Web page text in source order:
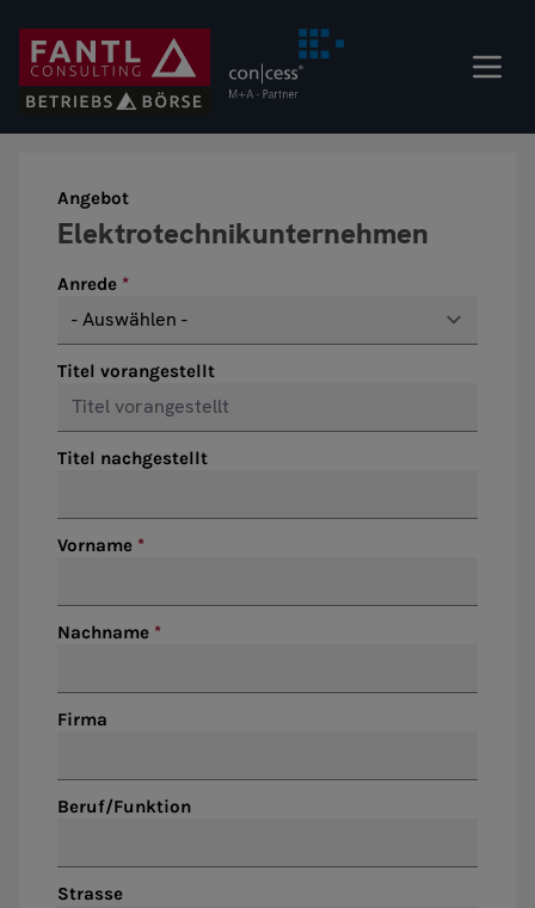
zum
Inhalt
Angebot
Anrede
Titel vorangestellt
Titel nachgestellt
Vorname
Nachname
Firma
Beruf/Funktion
Strasse